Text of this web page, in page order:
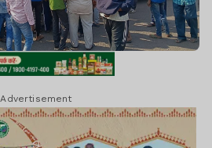
Advertisement